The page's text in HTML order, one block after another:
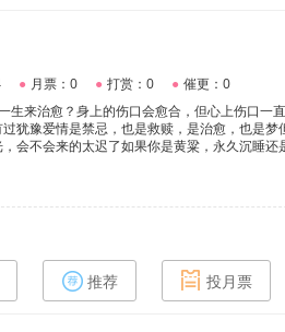
● 月票：0 ● 打赏：0 ● 催更：0
来治愈？身上的伤口会愈合，但心上伤口一
犹豫爱情是禁忌，也是救赎，是治愈，也是梦
会不会来的太迟了如果你是黄粱，永久沉睡还
推荐 投月票